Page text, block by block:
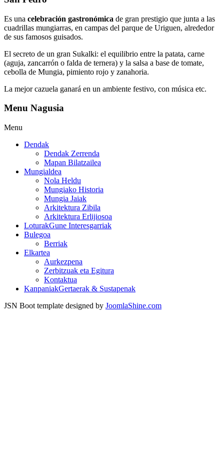
Es una celebración gastronómica de gran prestigio que junta a las
cuadrillas mungiarras, en campas del parque de Uriguen, alrededor
de sus famosos guisados.
El secreto de un gran Sukalki: el equilibrio entre la patata, carne
(aguja, zancarrón o falda de ternera) y la salsa a base de tomate,
cebolla de Mungia, pimiento rojo y zanahoria.
La mejor cazuela ganará en un ambiente festivo, con música etc.
Menu Nagusia
Menu
Dendak
Dendak Zerrenda
Mapan Bilatzailea
Mungialdea
Nola Heldu
Mungiako Historia
Mungia Jaiak
Arkitektura Zibila
Arkitektura Erlijiosoa
LoturakGune Interesgarriak
Bulegoa
Berriak
Elkartea
Aurkezpena
Zerbitzuak eta Egitura
Kontaktua
KanpaniakGertaerak & Sustapenak
JSN Boot template designed by JoomlaShine.com